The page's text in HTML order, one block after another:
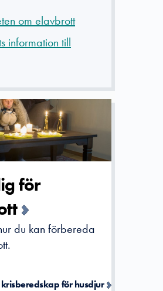
om elavbrott
information till
för
du kan förbereda
för husdjur